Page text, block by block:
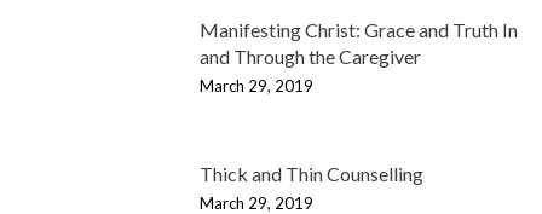
Manifesting Christ: Grace and Truth In
and Through the Caregiver
March 29, 2019
Thick and Thin Counselling
March 29, 2019